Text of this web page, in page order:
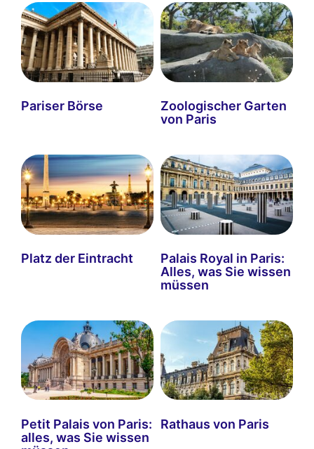
Pariser Börse
Zoologischer Garten
von Paris
Platz der Eintracht
Palais Royal in Paris:
Alles, was Sie wissen
müssen
Petit Palais von Paris:
alles, was Sie wissen
Rathaus von Paris